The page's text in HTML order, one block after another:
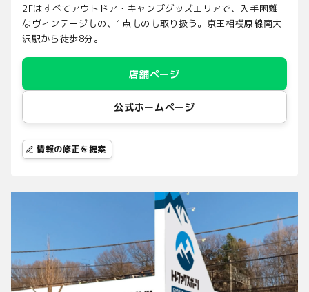
2Fはすべてアウトドア・キャンプグッズエリアで、入手困難
なヴィンテージもの、1点ものも取り扱う。京王相模原線南大
沢駅から徒歩8分。
店舗ページ
公式ホームページ
情報の修正を提案